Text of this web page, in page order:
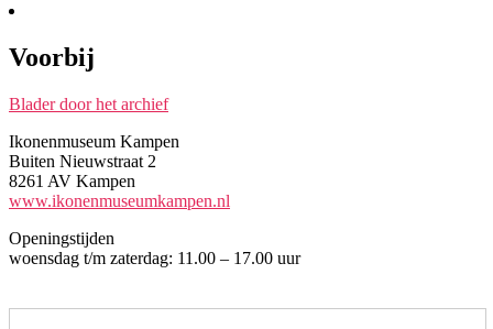
Voorbij
Blader door het archief
Ikonenmuseum Kampen
Buiten Nieuwstraat 2
8261 AV Kampen
www.ikonenmuseumkampen.nl
Openingstijden
woensdag t/m zaterdag: 11.00 – 17.00 uur